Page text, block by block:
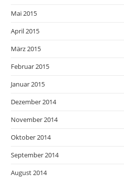
Mai 2015
April 2015
März 2015
Februar 2015
Januar 2015
Dezember 2014
November 2014
Oktober 2014
September 2014
August 2014